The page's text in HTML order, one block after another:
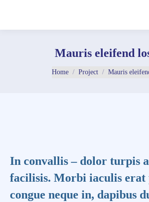
Mauris eleifend
You are here:
Home Project Mauris
In convallis – dolor turpis
facilisis. Morbi iaculis erat
congue neque in, dapibus